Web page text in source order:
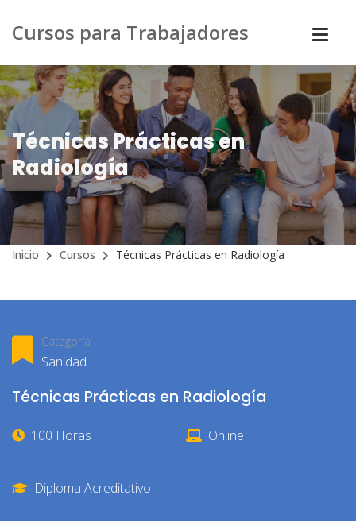
Cursos para Trabajadores
Técnicas Prácticas en
Radiología
Inicio Cursos Técnicas Prácticas en Radiología
Categoría
Sanidad
Técnicas Prácticas en Radiología
100 Horas Online
Diploma Acreditativo